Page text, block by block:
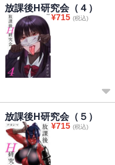
放課後H研究会（４）
¥715 (税込)
放課後H研究会（５）
¥715 (税込)